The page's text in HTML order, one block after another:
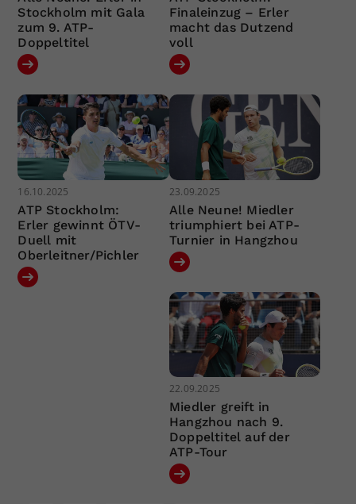
Stockholm mit Gala
zum 9. ATP-
Doppeltitel
Finaleinzug – Erler
macht das Dutzend
voll
16.10.2025
ATP Stockholm:
Erler gewinnt ÖTV-
Duell mit
Oberleitner/Pichler
23.09.2025
Alle Neune! Miedler
triumphiert bei ATP-
Turnier in Hangzhou
22.09.2025
Miedler greift in
Hangzhou nach 9.
Doppeltitel auf der
ATP-Tour